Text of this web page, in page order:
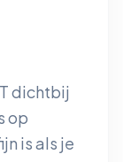
dichtbij
op
is als je